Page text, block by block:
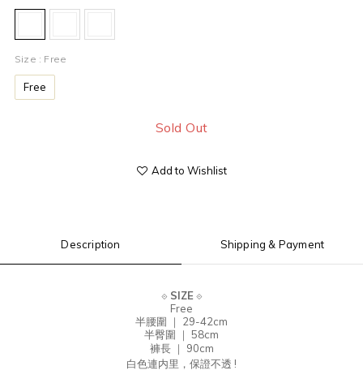
Size : Free
Free
Sold Out
Add to Wishlist
Description Shipping & Payment
⟐ SIZE⟐
Free
半腰圍 ｜ 29-42cm
半臀圍 ｜ 58cm
褲長 ｜ 90cm
白色連内里，保證不透 !